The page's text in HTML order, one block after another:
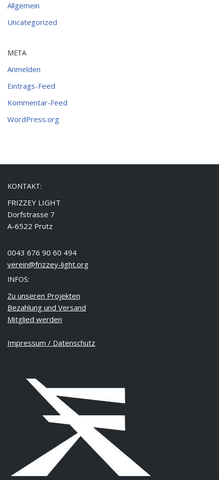
Allgemein
Uncategorized
META
Anmelden
Eintrags-Feed
Kommentar-Feed
WordPress.org
KONTAKT:
FRIZZEY LIGHT
Dorfstrasse 7
A-6522 Prutz
0043 676 90 60 494
verein@frizzey-light.org
INFOS:
Zu unseren Projekten
Bezahlung und Versand
Mitglied werden
Impressum / Datenschutz